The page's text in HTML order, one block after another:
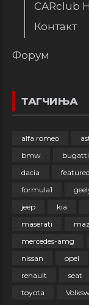
CARclub
Контакт
Форум
ТАГЧИЊА
alfa romeo
bmw
bugatti
dacia
featured
formula1
jeep
kia
maserati
mercedes-amg
nissan
opel
renault
seat
toyota